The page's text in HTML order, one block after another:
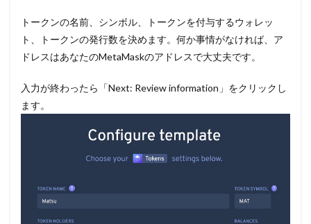
トークンの名前、シンボル、トークンを付与するウォレッ
ト、トークンの発行数を決めます。何か事情がなければ、ア
ドレスはあなたのMetaMaskのアドレスで大丈夫です。
入力が終わったら「Next: Review information」をクリックし
ます。